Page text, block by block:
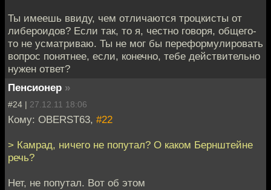
Ты имеешь ввиду, чем отличаются троцкисты от
либероидов? Если так, то я, честно говоря, общего-
то не усматриваю. Ты не мог бы переформулировать
вопрос понятнее, если, конечно, тебе действительно
нужен ответ?
Пенсионер »
#24 | 27.12.11 18:06
Кому: OBERST63, #22
> Камрад, ничего не попутал? О каком Бернштейне
речь?
Нет, не попутал. Вот об этом